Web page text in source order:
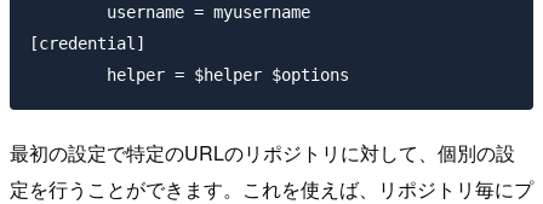
        username = myusername
[credential]
最初の設定で特定のURLのリポジトリに対して、個別の設
定を行うことができます。これを使えば、リポジトリ毎にプ